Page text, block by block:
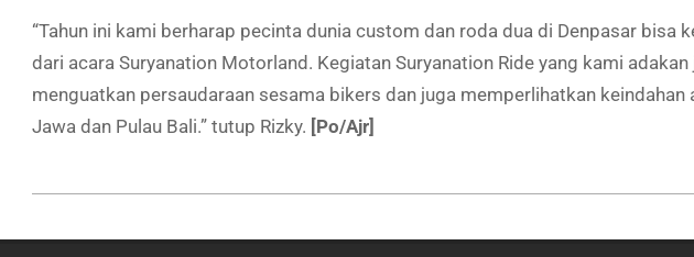
“Tahun ini kami berharap pecinta dunia custom dan roda dua di Denpasar bisa
dari acara Suryanation Motorland. Kegiatan Suryanation Ride yang kami
menguatkan persaudaraan sesama bikers dan juga memperlihatkan keindahan
Jawa dan Pulau Bali.” tutup Rizky. [Po/Ajr]